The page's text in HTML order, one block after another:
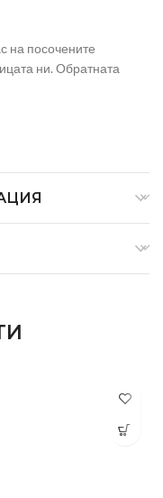
на посочените
ни. Обратната